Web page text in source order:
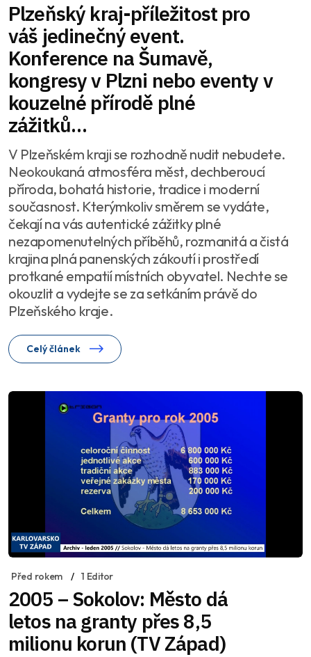
Plzeňský kraj-příležitost pro
váš jedinečný event.
Konference na Šumavě,
kongresy v Plzni nebo eventy v
kouzelné přírodě plné
zážitků…
V Plzeňském kraji se rozhodně nudit nebudete.
Neokoukaná atmosféra měst, dechberoucí
příroda, bohatá historie, tradice i moderní
současnost. Kterýmkoliv směrem se vydáte,
čekají na vás autentické zážitky plné
nezapomenutelných příběhů, rozmanitá a čistá
krajina plná panenských zákoutí i prostředí
protkané empatií místních obyvatel. Nechte se
okouzlit a vydejte se za setkáním právě do
Plzeňského kraje.
Celý článek
Před rokem 1 Editor
2005 – Sokolov: Město dá
letos na granty přes 8,5
milionu korun (TV Západ)